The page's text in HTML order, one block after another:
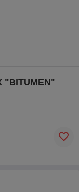
"BITUMEN"